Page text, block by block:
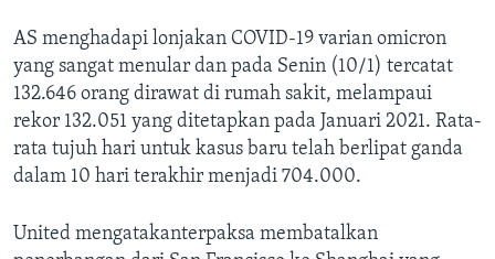
AS menghadapi lonjakan COVID-19 varian omicron
yang sangat menular dan pada Senin (10/1) tercatat
132.646 orang dirawat di rumah sakit, melampaui
rekor 132.051 yang ditetapkan pada Januari 2021. Rata-
rata tujuh hari untuk kasus baru telah berlipat ganda
dalam 10 hari terakhir menjadi 704.000.
United mengatakanterpaksa membatalkan